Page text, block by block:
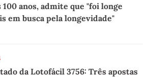
100 anos, admite que "foi longe
em busca pela longevidade"
da Lotofácil 3756: Três apostas